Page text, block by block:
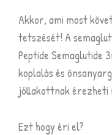
Akkor, ami most
tetszését! A
Peptide Semaglutide
koplalás és
jóllakottnak érezheti
Ezt hogy éri el?